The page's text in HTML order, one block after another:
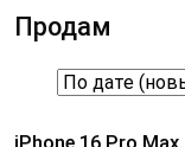
Продам